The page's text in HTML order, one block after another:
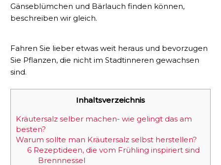
Gänseblümchen und Bärlauch finden können,
beschreiben wir gleich.
Fahren Sie lieber etwas weit heraus und bevorzugen
Sie Pflanzen, die nicht im Stadtinneren gewachsen
sind.
Inhaltsverzeichnis
Kräutersalz selber machen- wie gelingt das am
besten?
Warum sollte man Kräutersalz selbst herstellen?
6 Rezeptideen, die vom Frühling inspiriert sind
Brennnessel